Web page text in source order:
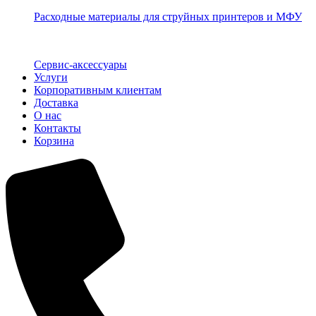
Расходные материалы для струйных принтеров и МФУ
Сервис-аксессуары
Услуги
Корпоративным клиентам
Доставка
О нас
Контакты
Корзина